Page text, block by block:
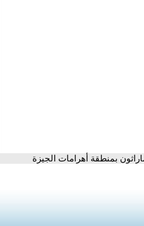
بمنطقة أهرامات الجيزة